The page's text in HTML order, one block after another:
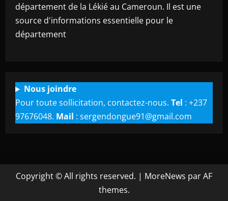
département de la Lékié au Cameroun. Il est une
source d'informations essentielle pour le
département
Nous joindre
Pour toute sollicitation, contactez-nous. Tel : +237
97676048. Mail : sergendongue91@gmail.com
Copyright © All rights reserved. | MoreNews par AF
themes.